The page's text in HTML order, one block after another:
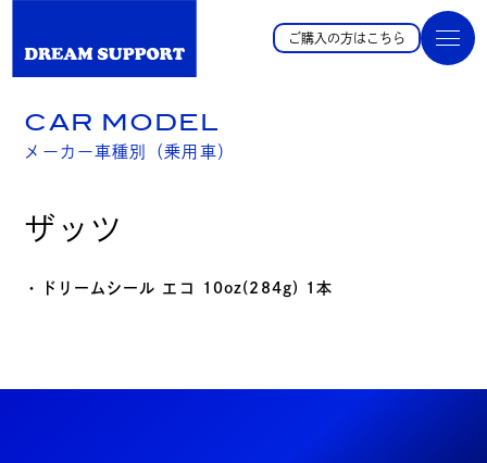
ご購入の方はこちら
CAR MODEL
メーカー車種別（乗用車）
ザッツ
・ドリームシール エコ 10oz(284g) 1本